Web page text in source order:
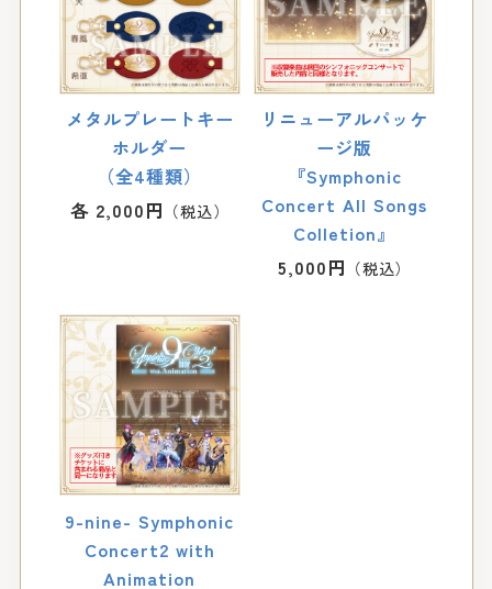
メタルプレートキー
ホルダー
（全4種類）
各 2,000円
リニューアルパッケ
ージ版
『Symphonic
Concert All Songs
Colletion』
5,000円
9-nine- Symphonic
Concert2 with
Animation